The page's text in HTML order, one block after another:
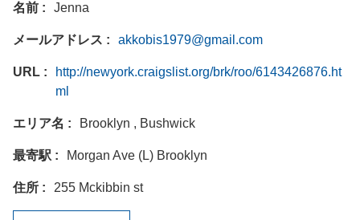
名前 Jenna
メールアドレス akkobis1979@gmail.com
URL
http://newyork.craigslist.org/brk/roo/6143426876.ht
ml
エリア名 Brooklyn , Bushwick
最寄駅 Morgan Ave (L) Brooklyn
住所 255 Mckibbin st